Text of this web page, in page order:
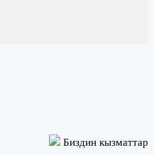
Биздин кызматтар